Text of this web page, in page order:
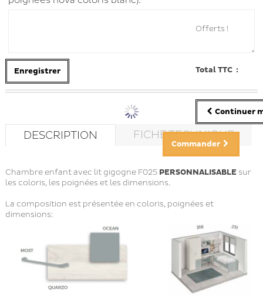
Offerts !
Total TTC :
Continuer
Commander
Enregistrer
DESCRIPTION FICHE TECHNIQUE
Chambre enfant avec lit gigogne F025 PERSONNALISABLEsur
les coloris, les poignées et les dimensions.
La composition est présentée en coloris, poignées et
dimensions: